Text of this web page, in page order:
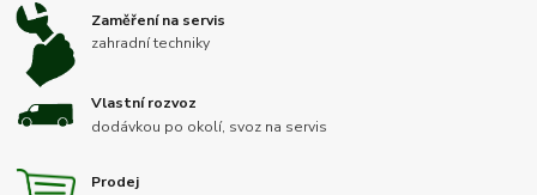
Zaměření na servis
zahradní techniky
Vlastní rozvoz
dodávkou po okolí, svoz na servis
Prodej